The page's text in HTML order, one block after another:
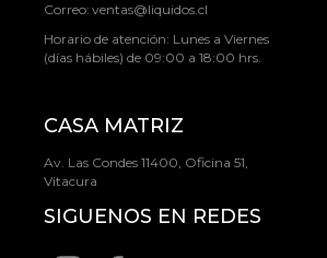
Correo: ventas@liquidos.cl
Horario de atención: Lunes a Viernes
(días hábiles) de 09:00 a 18:00 hrs.
CASA MATRIZ
Av. Las Condes 11400, Oficina 51,
Vitacura
SIGUENOS EN REDES